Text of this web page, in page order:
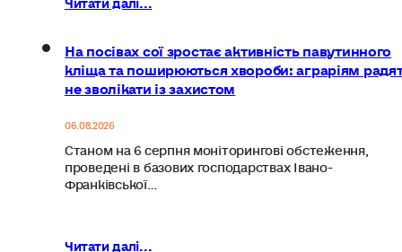
На посівах сої зростає активність павутинного
кліща та поширюються хвороби: аграріям
не зволікати із захистом
06.08.2026
Станом на 6 серпня моніторингові обстеження,
проведені в базових господарствах Івано-
Франківської…
Читати далі...